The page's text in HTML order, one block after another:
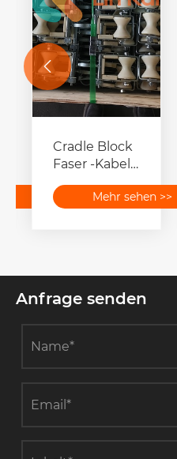
Cradle Block
Faser -Kabel -
Kabel -
AustauscherMehr sehen >>

Anfrage senden